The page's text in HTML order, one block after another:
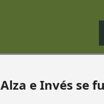
Alza e Invés se